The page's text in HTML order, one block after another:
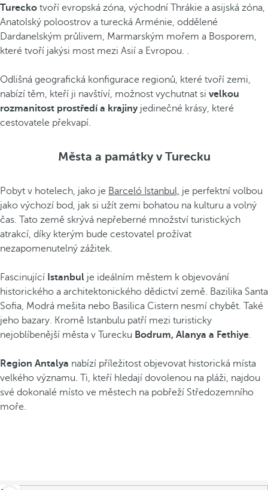
Turecko tvoří evropská zóna, východní Thrákie a asijská zóna,
Anatolský poloostrov a turecká Arménie, oddělené
Dardanelským průlivem, Marmarským mořem a Bosporem,
které tvoří jakýsi most mezi Asií a Evropou. .
Odlišná geografická konfigurace regionů, které tvoří zemi,
nabízí těm, kteří ji navštíví, možnost vychutnat si velkou
rozmanitost prostředí a krajinyjedinečné krásy, které
cestovatele překvapí.
Města a památky v Turecku
Pobyt v hotelech, jako je Barceló Istanbul, je perfektní volbou
jako výchozí bod, jak si užít zemi bohatou na kulturu a volný
čas. Tato země skrývá nepřeberné množství turistických
atrakcí, díky kterým bude cestovatel prožívat
nezapomenutelný zážitek.
Fascinující Istanbul je ideálním městem k objevování
historického a architektonického dědictví země. Bazilika Santa
Sofia, Modrá mešita nebo Basilica Cistern nesmí chybět. Také
jeho bazary. Kromě Istanbulu patří mezi turisticky
nejoblíbenější města v Turecku Bodrum, Alanya a Fethiye.
Region Antalya nabízí příležitost objevovat historická místa
velkého významu. Ti, kteří hledají dovolenou na pláži, najdou
své dokonalé místo ve městech na pobřeží Středozemního
moře.